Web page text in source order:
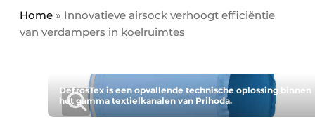
Contact
Evenement aanmelden
Meest gelezen
Nieuwsbrief
Panelgesprek
Solar
Home » Innovatieve airsock verhoogt efficiëntie
van verdampers in koelruimtes
DefrosTex is een opvallende technische oplossing binnen
het gamma textielkanalen van Prihoda.